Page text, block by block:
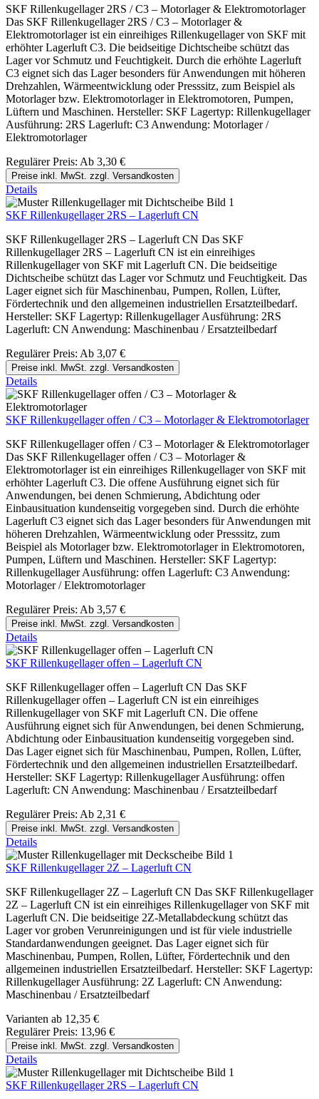
SKF Rillenkugellager 2RS / C3 – Motorlager & Elektromotorlager
Das SKF Rillenkugellager 2RS / C3 – Motorlager &
Elektromotorlager ist ein einreihiges Rillenkugellager von SKF mit
erhöhter Lagerluft C3. Die beidseitige Dichtscheibe schützt das
Lager vor Schmutz und Feuchtigkeit. Durch die erhöhte Lagerluft
C3 eignet sich das Lager besonders für Anwendungen mit höheren
Drehzahlen, Wärmeentwicklung oder Presssitz, zum Beispiel als
Motorlager bzw. Elektromotorlager in Elektromotoren, Pumpen,
Lüftern und Maschinen. Hersteller: SKF Lagertyp: Rillenkugellager
Ausführung: 2RS Lagerluft: C3 Anwendung: Motorlager /
Elektromotorlager
Regulärer Preis: Ab 3,30 €
Preise inkl. MwSt. zzgl. Versandkosten
Details
SKF Rillenkugellager 2RS – Lagerluft CN
SKF Rillenkugellager 2RS – Lagerluft CN Das SKF
Rillenkugellager 2RS – Lagerluft CN ist ein einreihiges
Rillenkugellager von SKF mit Lagerluft CN. Die beidseitige
Dichtscheibe schützt das Lager vor Schmutz und Feuchtigkeit. Das
Lager eignet sich für Maschinenbau, Pumpen, Rollen, Lüfter,
Fördertechnik und den allgemeinen industriellen Ersatzteilbedarf.
Hersteller: SKF Lagertyp: Rillenkugellager Ausführung: 2RS
Lagerluft: CN Anwendung: Maschinenbau / Ersatzteilbedarf
Regulärer Preis: Ab 3,07 €
Preise inkl. MwSt. zzgl. Versandkosten
Details
SKF Rillenkugellager offen / C3 – Motorlager & Elektromotorlager
SKF Rillenkugellager offen / C3 – Motorlager & Elektromotorlager
Das SKF Rillenkugellager offen / C3 – Motorlager &
Elektromotorlager ist ein einreihiges Rillenkugellager von SKF mit
erhöhter Lagerluft C3. Die offene Ausführung eignet sich für
Anwendungen, bei denen Schmierung, Abdichtung oder
Einbausituation kundenseitig vorgegeben sind. Durch die erhöhte
Lagerluft C3 eignet sich das Lager besonders für Anwendungen mit
höheren Drehzahlen, Wärmeentwicklung oder Presssitz, zum
Beispiel als Motorlager bzw. Elektromotorlager in Elektromotoren,
Pumpen, Lüftern und Maschinen. Hersteller: SKF Lagertyp:
Rillenkugellager Ausführung: offen Lagerluft: C3 Anwendung:
Motorlager / Elektromotorlager
Regulärer Preis: Ab 3,57 €
Preise inkl. MwSt. zzgl. Versandkosten
Details
SKF Rillenkugellager offen – Lagerluft CN
SKF Rillenkugellager offen – Lagerluft CN Das SKF
Rillenkugellager offen – Lagerluft CN ist ein einreihiges
Rillenkugellager von SKF mit Lagerluft CN. Die offene
Ausführung eignet sich für Anwendungen, bei denen Schmierung,
Abdichtung oder Einbausituation kundenseitig vorgegeben sind.
Das Lager eignet sich für Maschinenbau, Pumpen, Rollen, Lüfter,
Fördertechnik und den allgemeinen industriellen Ersatzteilbedarf.
Hersteller: SKF Lagertyp: Rillenkugellager Ausführung: offen
Lagerluft: CN Anwendung: Maschinenbau / Ersatzteilbedarf
Regulärer Preis: Ab 2,31 €
Preise inkl. MwSt. zzgl. Versandkosten
Details
SKF Rillenkugellager 2Z – Lagerluft CN
SKF Rillenkugellager 2Z – Lagerluft CN Das SKF Rillenkugellager
2Z – Lagerluft CN ist ein einreihiges Rillenkugellager von SKF mit
Lagerluft CN. Die beidseitige 2Z-Metallabdeckung schützt das
Lager vor groben Verunreinigungen und ist für viele industrielle
Standardanwendungen geeignet. Das Lager eignet sich für
Maschinenbau, Pumpen, Rollen, Lüfter, Fördertechnik und den
allgemeinen industriellen Ersatzteilbedarf. Hersteller: SKF Lagertyp:
Rillenkugellager Ausführung: 2Z Lagerluft: CN Anwendung:
Maschinenbau / Ersatzteilbedarf
Varianten ab 12,35 €
Regulärer Preis: 13,96 €
Preise inkl. MwSt. zzgl. Versandkosten
Details
SKF Rillenkugellager 2RS – Lagerluft CN